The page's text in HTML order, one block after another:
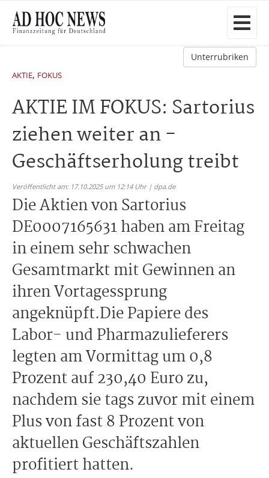
Unterrubriken
AKTIE, FOKUS
AKTIE IM FOKUS: Sartorius
ziehen weiter an -
Geschäftserholung treibt
Veröffentlicht am: 17.10.2025 um 12:14 Uhr | dpa.de
Die Aktien von Sartorius
DE0007165631 haben am Freitag
in einem sehr schwachen
Gesamtmarkt mit Gewinnen an
ihren Vortagessprung
angeknüpft.Die Papiere des
Labor- und Pharmazulieferers
legten am Vormittag um 0,8
Prozent auf 230,40 Euro zu,
nachdem sie tags zuvor mit einem
Plus von fast 8 Prozent von
aktuellen Geschäftszahlen
profitiert hatten.